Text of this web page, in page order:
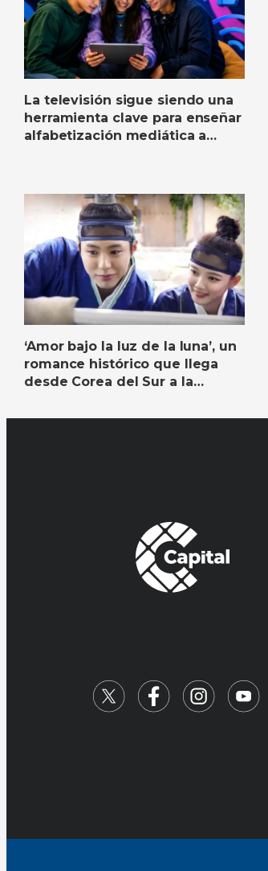
La televisión sigue siendo una
herramienta clave para enseñar
alfabetización mediática a
‘Amor bajo la luz de la luna’, un
romance histórico que llega
desde Corea del Sur a la